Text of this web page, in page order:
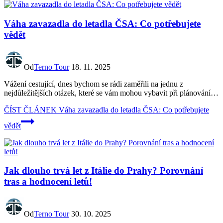
Váha zavazadla do letadla ČSA: Co potřebujete
vědět
OdTerno Tour 18. 11. 2025
Vážení cestující, dnes bychom se rádi zaměřili na jednu z
nejdůležitějších otázek, které se vám mohou vybavit při plánování…
ČÍST ČLÁNEK Váha zavazadla do letadla ČSA: Co potřebujete
vědět
Jak dlouho trvá let z Itálie do Prahy? Porovnání
tras a hodnocení letů!
OdTerno Tour 30. 10. 2025